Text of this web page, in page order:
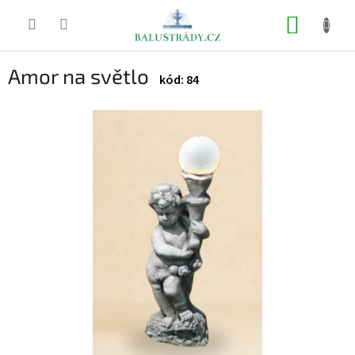
Amor na světlo 84